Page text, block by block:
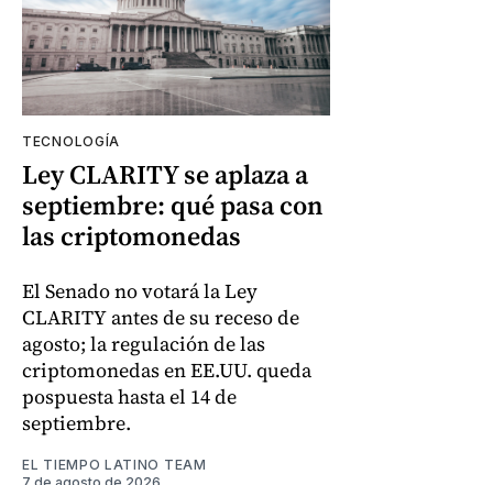
TECNOLOGÍA
Ley CLARITY se aplaza a
septiembre: qué pasa con
las criptomonedas
El Senado no votará la Ley
CLARITY antes de su receso de
agosto; la regulación de las
criptomonedas en EE.UU. queda
pospuesta hasta el 14 de
septiembre.
EL TIEMPO LATINO TEAM